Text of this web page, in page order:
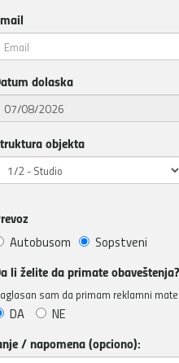
dolaska
objekta
Autobusom Sopstveni
li želite da primate obaveštenja?
sam da primam reklamni
DA NE
/ napomena (opciono):